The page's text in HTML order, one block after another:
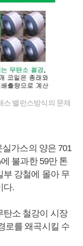
밸런스방식의 문제
가스의 양은 701
불과한 59만 톤
부 강철에 몰아 무
다.
탄소 철강이 시장
로를 왜곡시킬 수